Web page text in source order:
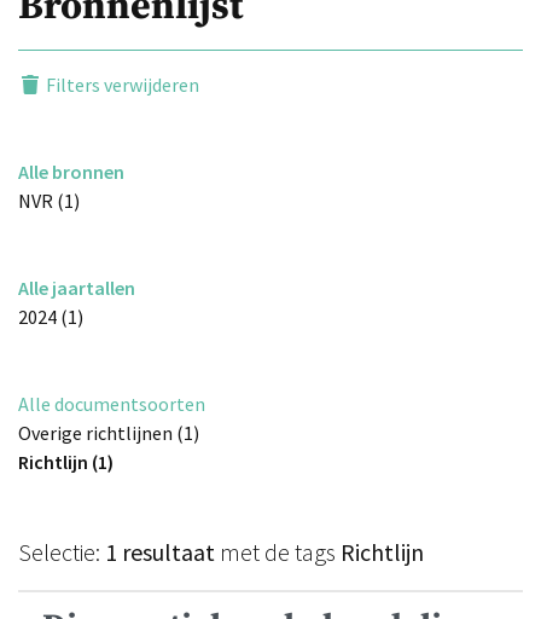
Filters verwijderen
Alle bronnen
NVR (1)
Alle jaartallen
2024 (1)
Alle documentsoorten
Overige richtlijnen (1)
Richtlijn (1)
Selectie: 1 resultaat met de tags Richtlijn